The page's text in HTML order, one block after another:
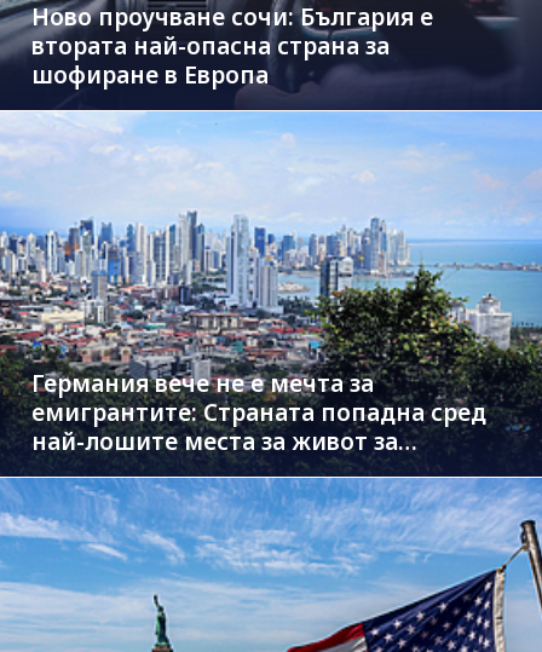
Ново проучване сочи: България е
втората най-опасна страна за
шофиране в Европа
Германия вече не е мечта за
емигрантите: Страната попадна сред
най-лошите места за живот за
чужденци